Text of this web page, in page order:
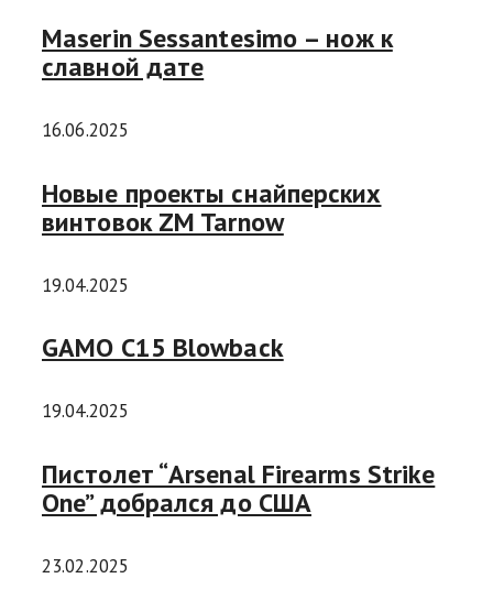
Maserin Sessantesimo – нож к
славной дате
16.06.2025
Новые проекты снайперских
винтовок ZM Tarnow
19.04.2025
GAMO C15 Blowback
19.04.2025
Пистолет “Arsenal Firearms Strike
One” добрался до США
23.02.2025